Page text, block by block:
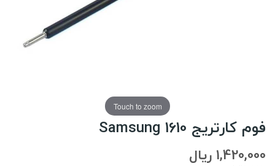
Touch to zoom
فوم کارتریج Samsung 1610
1,420,000 ریال